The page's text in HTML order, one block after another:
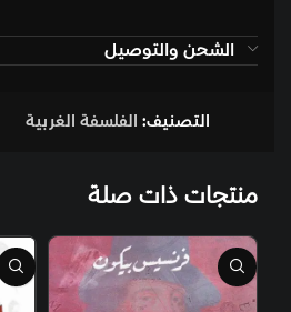
الشحن والتوصيل
التصنيف: الفلسفة الغربية
منتجات ذات صلة